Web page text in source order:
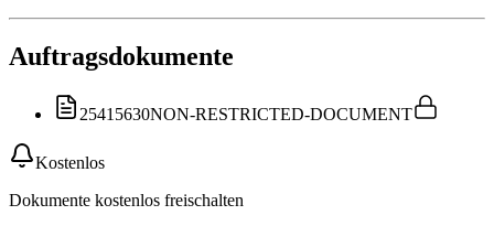
Auftragsdokumente
25415630NON-RESTRICTED-DOCUMENT
Kostenlos
Dokumente kostenlos freischalten